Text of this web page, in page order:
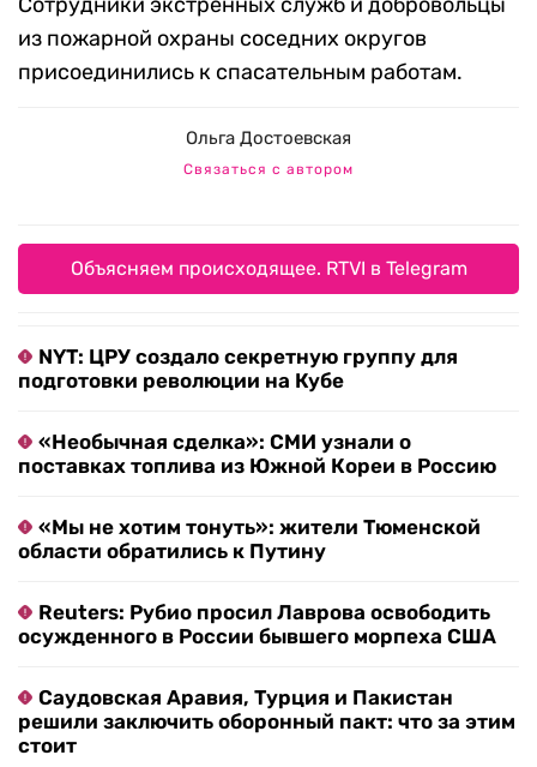
из пожарной охраны соседних округов
присоединились к спасательным работам.
Ольга Достоевская
Связаться с автором
Объясняем происходящее. RTVI в Telegram
NYT: ЦРУ создало секретную группу для
подготовки революции на Кубе
«Необычная сделка»: СМИ узнали о
поставках топлива из Южной Кореи в Россию
«Мы не хотим тонуть»: жители Тюменской
области обратились к Путину
Reuters: Рубио просил Лаврова освободить
осужденного в России бывшего морпеха США
Саудовская Аравия, Турция и Пакистан
решили заключить оборонный пакт: что за этим
стоит